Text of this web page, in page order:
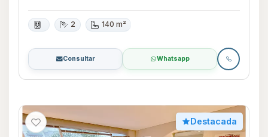
2 140 m²
Consultar Whatsapp
Destacada